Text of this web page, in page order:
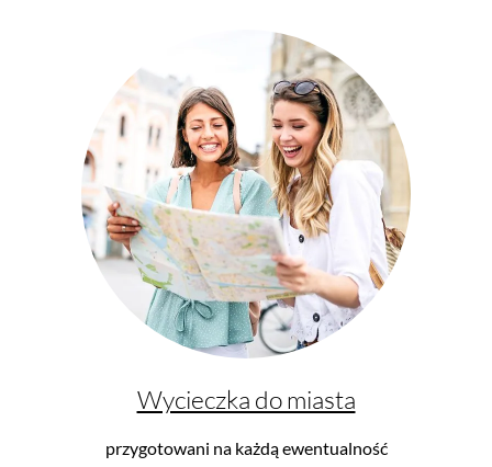
Wycieczka do miasta
przygotowani na każdą ewentualność